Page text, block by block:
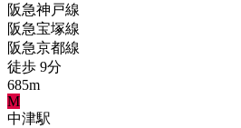
阪急神戸線
阪急宝塚線
阪急京都線
徒歩 9分
685m
M
中津駅